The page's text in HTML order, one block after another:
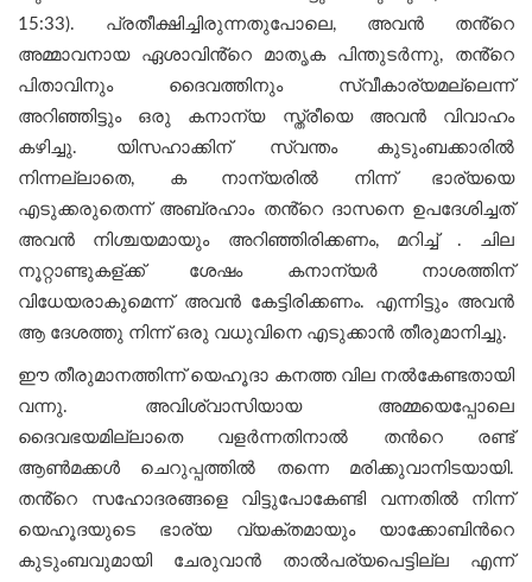
15:33). പ്രതീക്ഷിച്ചിരുന്നതുപോലെ, അവൻ തൻ്റെ
അമ്മാവനായ ഏശാവിൻ്റെ മാതൃക പിന്തുടർന്നു, തൻ്റെ
പിതാവിനും ദൈവത്തിനും സ്വീകാര്യമല്ലെന്ന്
അറിഞ്ഞിട്ടും ഒരു കനാന്യ സ്ത്രീയെ അവന്‍ വിവാഹം
കഴിച്ചു. യിസഹാക്കിന് സ്വന്തം കുടുംബക്കാരിൽ
നിന്നല്ലാതെ, ക നാന്യരിൽ നിന്ന് ഭാര്യയെ
എടുക്കരുതെന്ന് അബ്രഹാം തൻ്റെ ദാസനെ ഉപദേശിച്ചത്
അവൻ നിശ്ചയമായും അറിഞ്ഞിരിക്കണം, മറിച്ച് . ചില
നൂറ്റാണ്ടുകള്ക്ക് ശേഷം കനാന്യർ നാശത്തിന്
വിധേയരാകുമെന്ന് അവൻ കേട്ടിരിക്കണം. എന്നിട്ടും അവന്‍
ആ ദേശത്തു നിന്ന് ഒരു വധുവിനെ എടുക്കാൻ തീരുമാനിച്ചു.
ഈ തീരുമാനത്തിന്ന് യെഹൂദാ കനത്ത വില നല്‍കേണ്ടതായി
വന്നു. അവിശ്വാസിയായ അമ്മയെപ്പോലെ
ദൈവഭയമില്ലാതെ വളർന്നതിനാൽ തന്‍റെ രണ്ട്
ആൺമക്കൾ ചെറുപ്പത്തിൽ തന്നെ മരിക്കുവാനിടയായി.
തൻ്റെ സഹോദരങ്ങളെ വിട്ടുപോകേണ്ടി വന്നതില്‍ നിന്ന്
യെഹൂദയുടെ ഭാര്യ വ്യക്തമായും യാക്കോബിന്‍റെ
കുടുംബവുമായി ചേരുവാന്‍ താല്‍പര്യപെട്ടില്ല എന്ന്